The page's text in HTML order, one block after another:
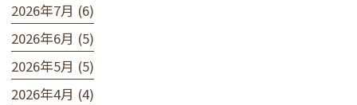
2026年7月 (6)
2026年6月 (5)
2026年5月 (5)
2026年4月 (4)